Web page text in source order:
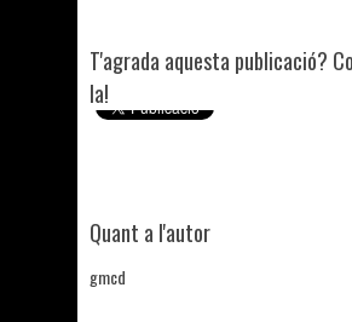
T'agrada aquesta publicació?
la!
Quant a l'autor
gmcd